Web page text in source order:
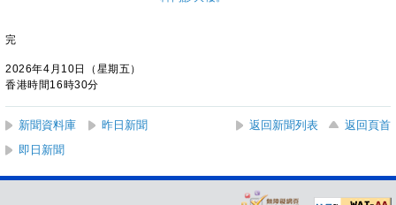
完
2026年4月10日（星期五）
香港時間16時30分
新聞資料庫 昨日新聞 返回新聞列表
返回頁首
即日新聞